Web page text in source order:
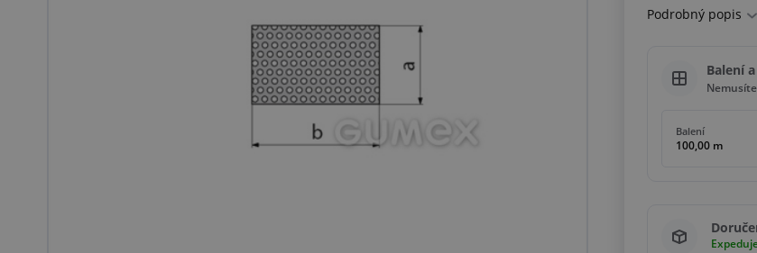
Podrobný popis
Balení
Balení
100,00 m